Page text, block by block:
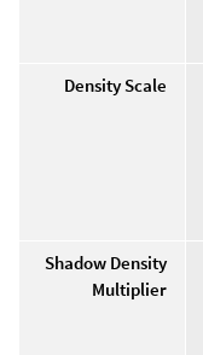
Density Scale
Shadow Density
Multiplier